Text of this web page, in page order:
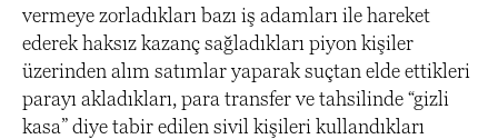
vermeye zorladıkları bazı iş adamları ile hareket
ederek haksız kazanç sağladıkları piyon kişiler
üzerinden alım satımlar yaparak suçtan elde ettikleri
parayı akladıkları, para transfer ve tahsilinde “gizli
kasa” diye tabir edilen sivil kişileri kullandıkları